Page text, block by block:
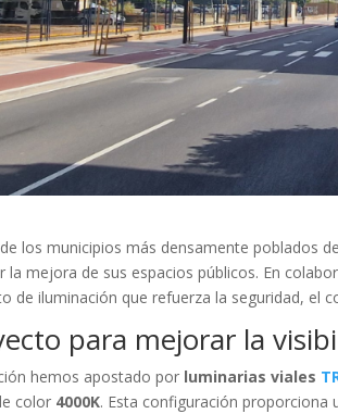
los municipios más densamente poblados
la mejora de sus espacios públicos. En
de iluminación que refuerza la seguridad, el
para mejorar la
hemos apostado por luminarias viales
color 4000K. Esta configuración proporciona